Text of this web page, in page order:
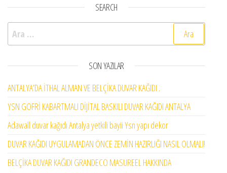
SEARCH
Arama:
SON YAZILAR
ANTALYA’DA İTHAL ALMAN VE BELÇİKA DUVAR KAĞIDI .
YSN GOFRİ KABARTMALI DİJİTAL BASKILI DUVAR KAĞIDI ANTALYA
Adawall duvar kağıdı Antalya yetkili bayii Ysn yapı dekor
DUVAR KAĞIDI UYGULAMADAN ÖNCE ZEMİN HAZIRLIĞI NASIL OLMALI!
BELÇİKA DUVAR KAĞIDI GRANDECO MASUREEL HAKKINDA